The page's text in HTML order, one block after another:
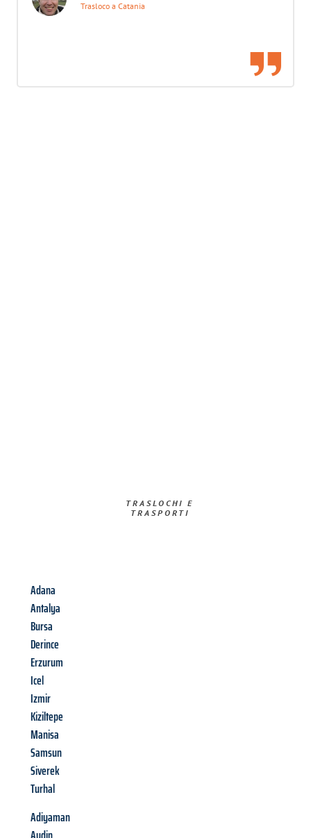
Trasloco a Catania
TRASLOCHI E
TRASPORTI​
Adana
Antalya
Bursa
Derince
Erzurum
Icel
Izmir
Kiziltepe
Manisa
Samsun
Siverek
Turhal
Adiyaman